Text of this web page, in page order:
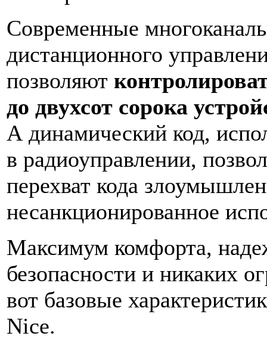
Современные
дистанционного
позволяют
до двухсот сорока
А динамический код,
в радиоуправлении,
перехват кода
несанкционированное
Максимум комфорта,
безопасности и никаких
вот базовые
Nice.